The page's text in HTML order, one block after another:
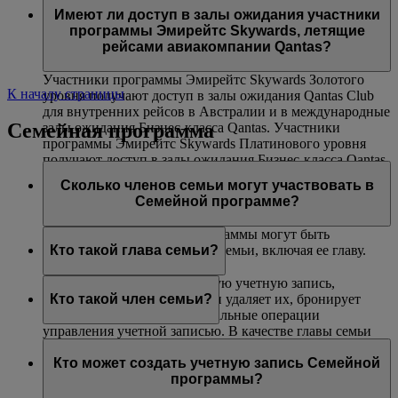
авиакомпаниями Эмирейтс и flydubai. Данная
возможность недоступна на совместных рейсах,
выполняемых другими авиакомпаниями, и на
маршрутах, включающих рейсы других авиакомпаний.
(только на маршрутах, где действуют ограничения
по весу).
Платинового и Золотого уровней могут воспользоваться
услугой приоритетной посадки в самолет.
Имеют ли доступ в залы ожидания участники
программы Эмирейтс Skywards, летящие
рейсами авиакомпании Qantas?
Участники программы Эмирейтс Skywards Золотого
уровня получают доступ в залы ожидания Qantas Club
для внутренних рейсов в Австралии и в международные
залы ожидания Бизнес-класса Qantas. Участники
программы Эмирейтс Skywards Платинового уровня
получают доступ в залы ожидания Бизнес-класса Qantas
внутренних рейсов в Австралии и в международные
залы ожидания Бизнес-класса Qantas.
К началу страницы
Семейная программа
Сколько членов семьи могут участвовать в
Семейной программе?
В одну учетную запись программы могут быть
включены до восьми членов семьи, включая ее главу.
Кто такой глава семьи?
Глава семьи создает Семейную учетную запись,
добавляет в нее участников и удаляет их, бронирует
билеты и выполняет все остальные операции
управления учетной записью. В качестве главы семьи
18 лет. Чтобы добавить участника программы Skysurfers
в учетную запись Семейной программы, глава семьи
Кто такой член семьи?
Семейной программы и может внести 0 % или 100 %
своих миль Skywards, полученных за перелеты рейсами
Кто может создать учетную запись Семейной
программы?